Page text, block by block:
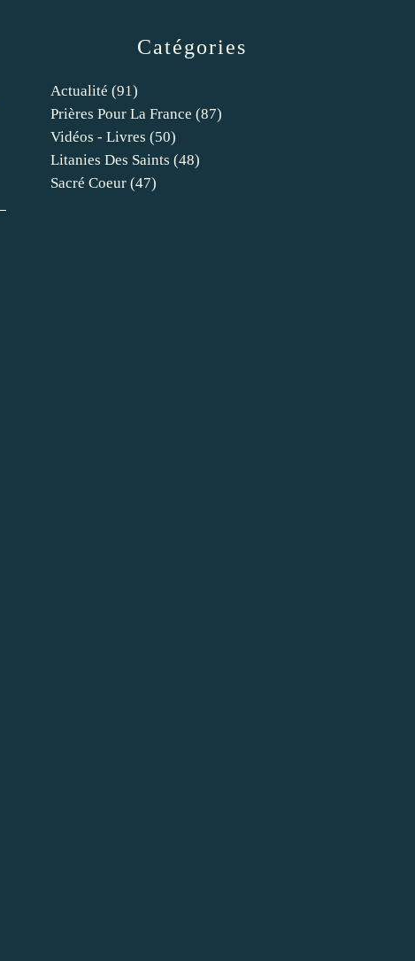
Catégories
Actualité (91)
Prières Pour La France (87)
Vidéos - Livres (50)
Litanies Des Saints (48)
Sacré Coeur (47)